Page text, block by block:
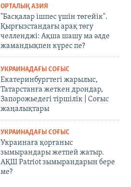
ОРТАЛЫҚ АЗИЯ
"Басқалар ішпес үшін төгейік".
Қырғызстандағы арақ төгу
челленджі: Ақша шашу ма әлде
жамандықпен күрес пе?
УКРАИНАДАҒЫ СОҒЫС
Екатеринбургтегі жарылыс,
Татарстанға жеткен дрондар,
Запорожьедегі тіршілік | Cоғыс
жаңалықтары
УКРАИНАДАҒЫ СОҒЫС
Украинаға қорғаныс
зымырандары жетпей жатыр.
АҚШ Patriot зымырандарын бере
ме?